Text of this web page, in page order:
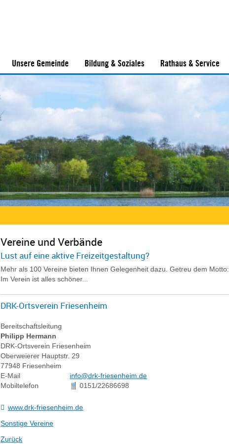
Unsere Gemeinde Bildung & Soziales Rathaus & Service
Vereine und Verbände
Lust auf eine aktive Freizeitgestaltung?
Mehr als 100 Vereine bieten Ihnen Gelegenheit dazu. Getreu dem Motto:
Im Verein ist alles schöner...
DRK-Ortsverein Friesenheim
Bereitschaftsleitung
Philipp Hermann
DRK-Ortsverein Friesenheim
Oberweierer Hauptstr. 29
77948 Friesenheim
E-Mail
info@drk-friesenheim.de
Mobiltelefon
0151/22686698
www.drk-friesenheim.de
Sonstige Vereine
Zurück